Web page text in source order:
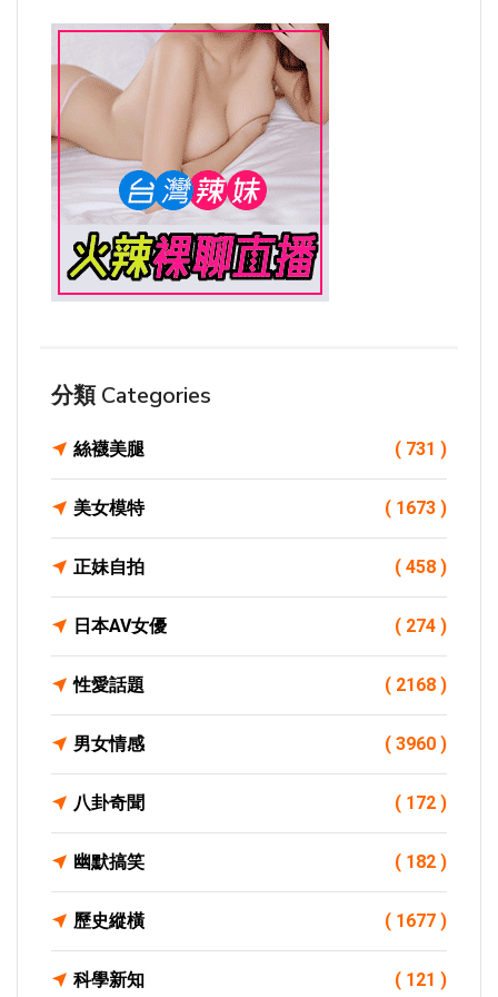
分類 Categories
絲襪美腿 ( 731 )
美女模特 ( 1673 )
正妹自拍 ( 458 )
日本AV女優 ( 274 )
性愛話題 ( 2168 )
男女情感 ( 3960 )
八卦奇聞 ( 172 )
幽默搞笑 ( 182 )
歷史縱橫 ( 1677 )
科學新知 ( 121 )